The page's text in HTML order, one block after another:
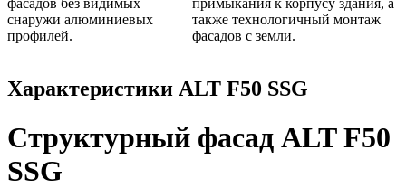
фасадов без видимых
снаружи алюминиевых
профилей.
примыкания к корпусу здания, а
также технологичный монтаж
фасадов с земли.
Характеристики ALT F50 SSG
Структурный фасад ALT F50
SSG